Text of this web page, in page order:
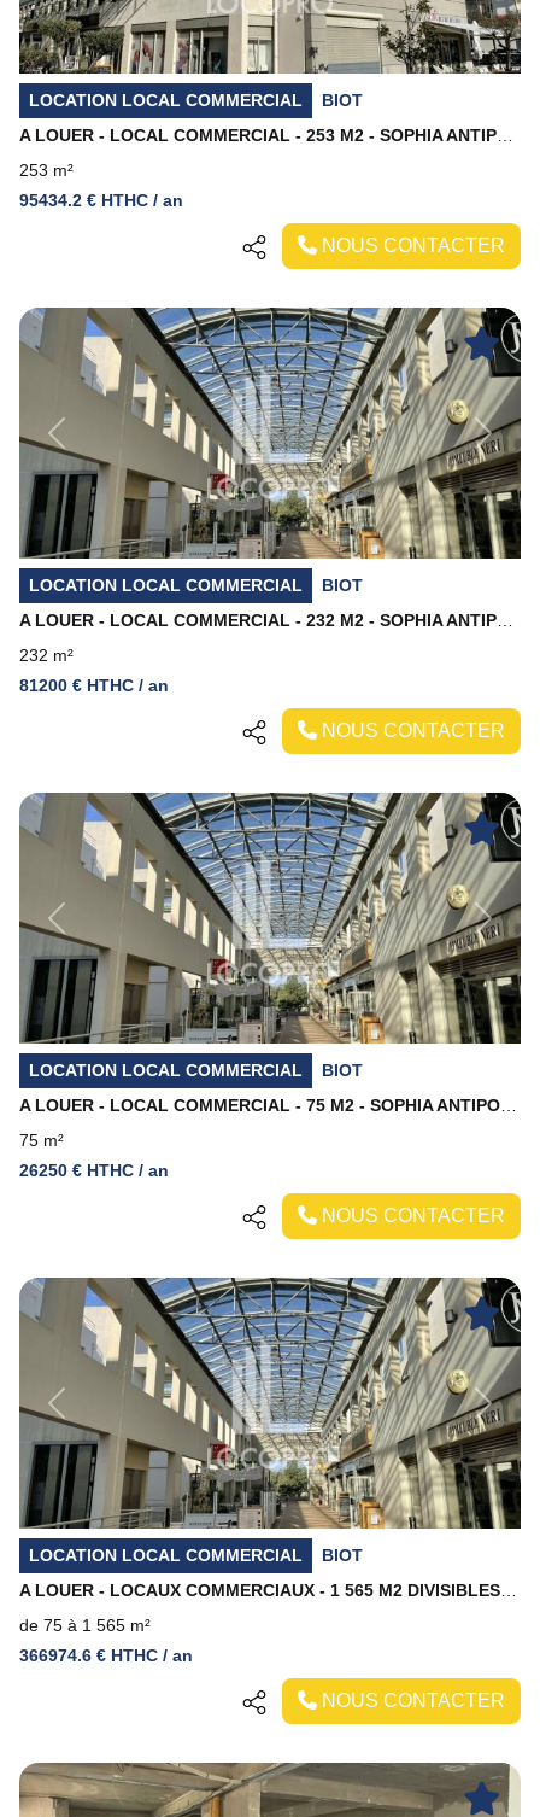
LOCATION LOCAL COMMERCIAL
BIOT
253 m²
95434.2 € HTHC / an
NOUS CONTACTER
Previous Next
LOCATION LOCAL COMMERCIAL
BIOT
232 m²
81200 € HTHC / an
NOUS CONTACTER
Previous Next
LOCATION LOCAL COMMERCIAL
BIOT
75 m²
26250 € HTHC / an
NOUS CONTACTER
Previous Next
LOCATION LOCAL COMMERCIAL
BIOT
de 75 à 1 565 m²
366974.6 € HTHC / an
NOUS CONTACTER